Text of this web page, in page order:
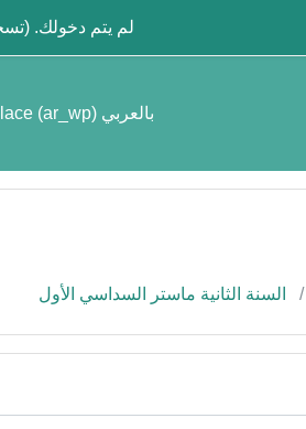
لم يتم دخولك. (
بالعربي workplace ‎(ar_wp)‎
السنة الثانية ماستر السداسي الأول